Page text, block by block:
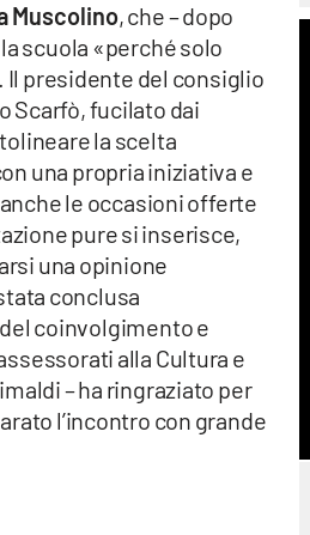
Muscolino, che – dopo
scuola «perché solo
Il presidente del consiglio
Scarfò, fucilato dai
la scelta
una propria iniziativa e
le occasioni offerte
pure si inserisce,
una opinione
conclusa
coinvolgimento e
alla Cultura e
– ha ringraziato per
l’incontro con grande